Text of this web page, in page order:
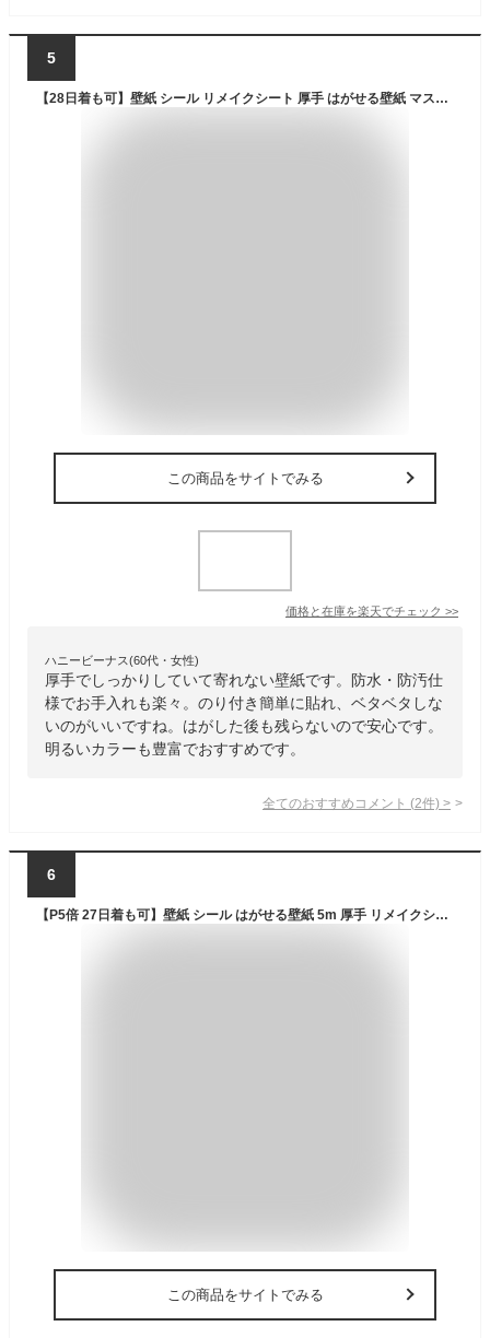
5
【28日着も可】壁紙 シール リメイクシート 厚手 はがせる壁紙 マスキングテープ 幅広 壁紙の上から貼れる 壁紙シール はがせる おしゃれ DIY 白 木目 レンガ 無地 北欧 コンクリート 賃貸 剥がせる壁紙 のり付き ふすま ピンク ドア 木目調 キッチン 防水
この商品をサイトでみる
価格と在庫を楽天でチェック >>
ハニービーナス(60代・女性)
厚手でしっかりしていて寄れない壁紙です。防水・防汚仕
様でお手入れも楽々。のり付き簡単に貼れ、ベタベタしな
いのがいいですね。はがした後も残らないので安心です。
明るいカラーも豊富でおすすめです。
全てのおすすめコメント (2件) >
6
【P5倍 27日着も可】壁紙 シール はがせる壁紙 5m 厚手 リメイクシート のり付き クロス 壁紙シール インテリアシート 賃貸 はがせる ふすま リメイク かべがみ レンガ 汚れ隠し 張り替え ホワイト キッチン diy 補修 木目 おしゃれ コンクリート 無地 グレー 収納 防水
この商品をサイトでみる